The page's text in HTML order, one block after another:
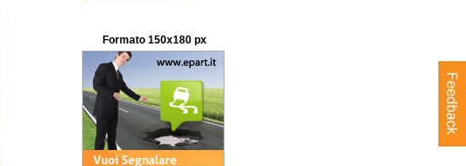
Formato 150x180 px